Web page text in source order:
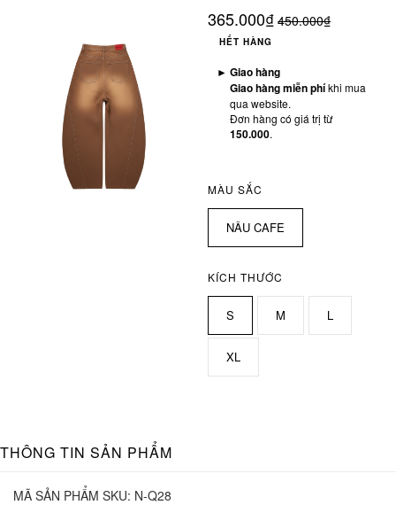
365.000₫ 450.000₫
HẾT HÀNG
► Giao hàng
Giao hàng miễn phíkhi mua
qua website.
Đơn hàng có giá trị từ
150.000.
MÀU SẮC
NÂU CAFE
KÍCH THƯỚC
S M L
XL
THÔNG TIN SẢN PHẨM
MÃ SẢN PHẨM SKU: N-Q28